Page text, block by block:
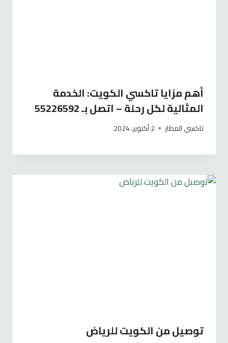
أهم مزايا تاكسي الكويت: الخدمة
المثالية لكل رحلة – اتصل بـ 55226592
تاكسي المطار 2 أكتوبر، 2024
توصيل من الكويت للرياض